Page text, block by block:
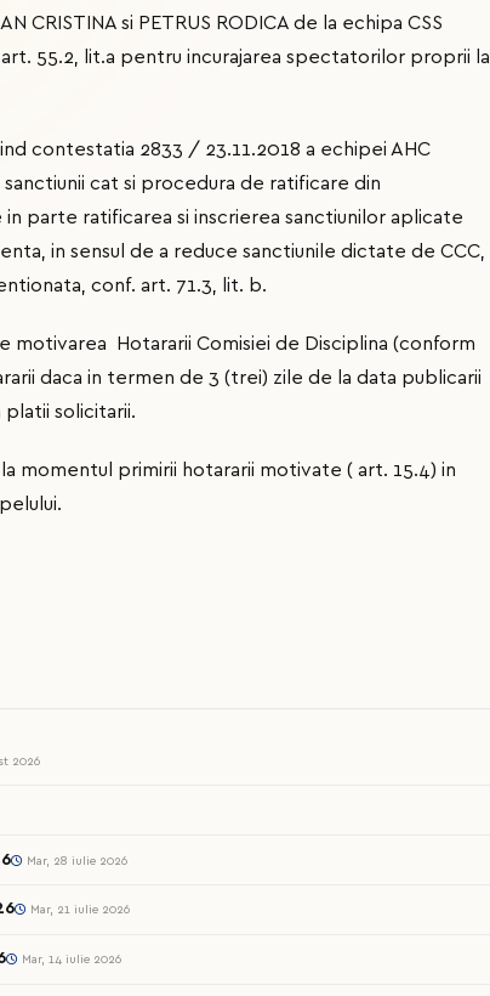
CRISTINA si PETRUS RODICA de la echipa CSS
55.2, lit.a pentru incurajarea spectatorilor proprii la
contestatia 2833 / 23.11.2018 a echipei AHC
cat si procedura de ratificare din
parte ratificarea si inscrierea sanctiunilor aplicate
in sensul de a reduce sanctiunile dictate de CCC,
conf. art. 71.3, lit. b.
motivarea Hotararii Comisiei de Disciplina (conform
daca in termen de 3 (trei) zile de la data publicarii
solicitarii.
primirii hotararii motivate ( art. 15.4) in
2026
Mar, 28 iulie 2026
Mar, 21 iulie 2026
Mar, 14 iulie 2026